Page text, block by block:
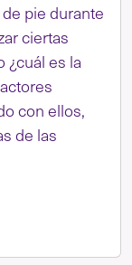
pie durante
ciertas
¿cuál es la
con ellos,
de las